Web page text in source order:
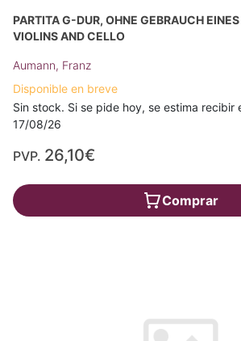
PARTITA G-DUR, OHNE GEBRAUCH
VIOLINS AND CELLO
Aumann, Franz
Disponible en breve
Sin stock. Si se pide hoy, se estima recibir
17/08/26
PVP. 26,10€
Comprar